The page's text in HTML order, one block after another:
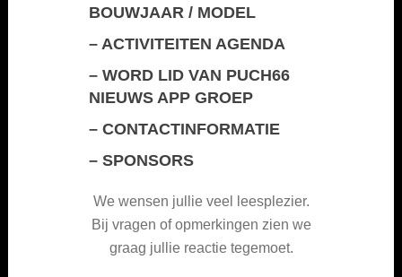
BOUWJAAR / MODEL
– ACTIVITEITEN AGENDA
– WORD LID VAN PUCH66
NIEUWS APP GROEP
– CONTACTINFORMATIE
– SPONSORS
We wensen jullie veel leesplezier.
Bij vragen of opmerkingen zien we
graag jullie reactie tegemoet.